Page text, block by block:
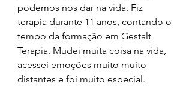
podemos nos dar na vida. Fiz
terapia durante 11 anos, contando o
tempo da formação em Gestalt
Terapia. Mudei muita coisa na vida,
acessei emoções muito muito
distantes e foi muito especial.